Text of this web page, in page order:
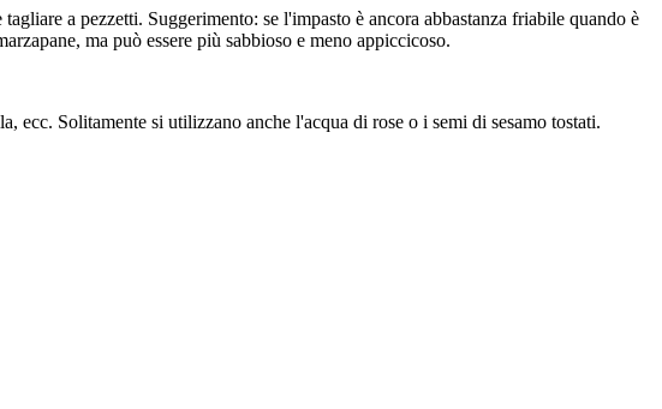
a pezzetti. Suggerimento: se l'impasto è ancora abbastanza friabile quando è
ma può essere più sabbioso e meno appiccicoso.
ecc. Solitamente si utilizzano anche l'acqua di rose o i semi di sesamo tostati.